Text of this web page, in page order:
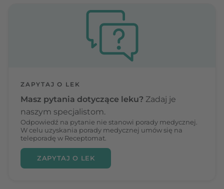
ZAPYTAJ O LEK
Masz pytania dotyczące leku? Zadaj je
naszym specjalistom.
Odpowiedź na pytanie nie stanowi porady medycznej.
W celu uzyskania porady medycznej umów się na
teleporadę w Receptomat.
ZAPYTAJ O LEK